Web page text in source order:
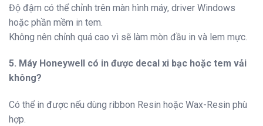
Độ đậm có thể chỉnh trên màn hình máy, driver Windows
hoặc phần mềm in tem.
Không nên chỉnh quá cao vì sẽ làm mòn đầu in và lem mực.
5. Máy Honeywell có in được decal xi bạc hoặc tem vải
không?
Có thể in được nếu dùng ribbon Resin hoặc Wax-Resin phù
hợp.